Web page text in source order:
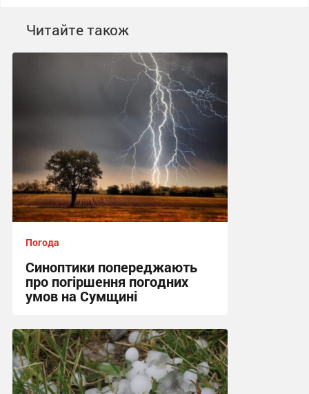
Читайте також
Погода
Синоптики попереджають
про погіршення погодних
умов на Сумщині
22:30, 28.07.2026